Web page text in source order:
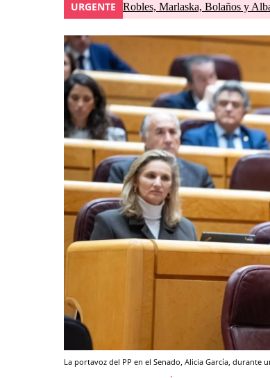
URGENTE Robles, Marlaska, Bolaños y
La portavoz del PP en el Senado, Alicia García, durante